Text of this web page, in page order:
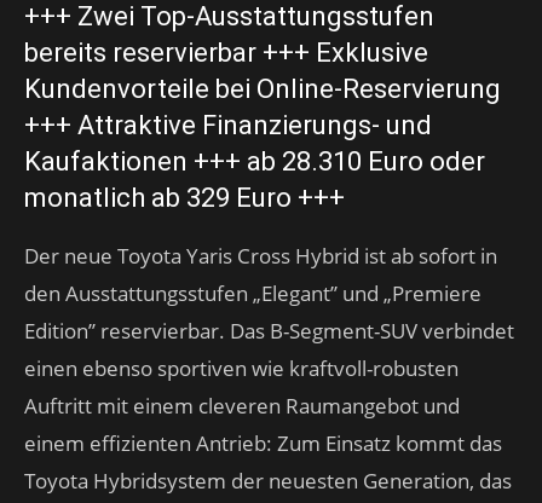
+++ Zwei Top-Ausstattungsstufen
bereits reservierbar +++ Exklusive
Kundenvorteile bei Online-Reservierung
+++ Attraktive Finanzierungs- und
Kaufaktionen +++ ab 28.310 Euro oder
monatlich ab 329 Euro +++
Der neue Toyota Yaris Cross Hybrid ist ab sofort in
den Ausstattungsstufen „Elegant’’ und „Premiere
Edition’’ reservierbar. Das B-Segment-SUV verbindet
einen ebenso sportiven wie kraftvoll-robusten
Auftritt mit einem cleveren Raumangebot und
einem effizienten Antrieb: Zum Einsatz kommt das
Toyota Hybridsystem der neuesten Generation, das